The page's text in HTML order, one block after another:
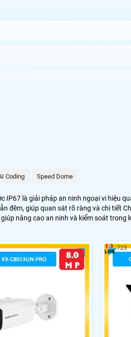
cho việc giám sát trong môi trường nhà
nước IP67 camera hoạt động bền bỉ
Coding Speed Dome
là giải pháp an ninh ngoại vi hiệu
đêm, giúp quan sát rõ ràng và chi tiết
nâng cao an ninh và kiểm soát trong
723